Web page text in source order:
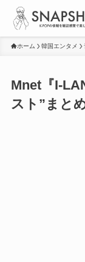
ホーム 韓国エンタメ
Mnet『I-
スト”まと